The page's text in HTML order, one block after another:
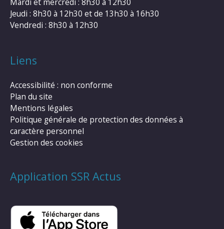
Jeudi : 8h30 à 12h30 et de 13h30 à 16h30
Vendredi : 8h30 à 12h30
Liens
Accessibilité : non conforme
Plan du site
Mentions légales
Politique générale de protection des données à
caractère personnel
Gestion des cookies
Application SSR Actus